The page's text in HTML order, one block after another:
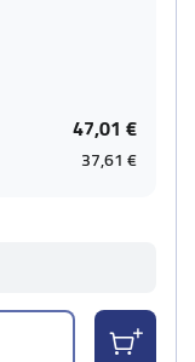
47,01 €
37,61 €